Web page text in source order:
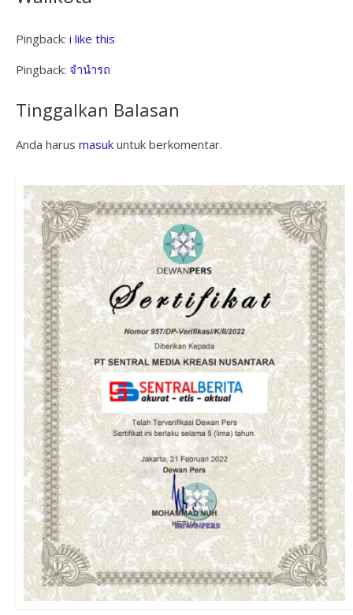
Pingback: i like this
Pingback: จำนำรถ
Tinggalkan Balasan
Anda harus masukuntuk berkomentar.